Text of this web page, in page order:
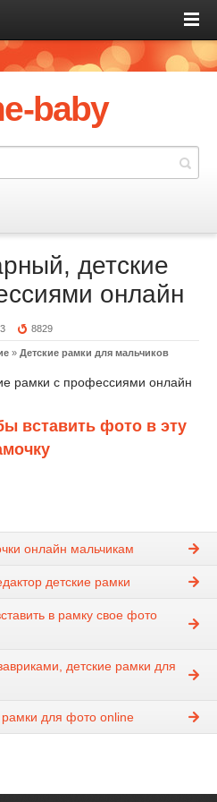
baby
детские
онлайн
8829
» Детские рамки для мальчиков
рамки с профессиями онлайн
вставить фото в эту
онлайн мальчикам
детские рамки
в рамку свое фото
детские рамки для
для фото online